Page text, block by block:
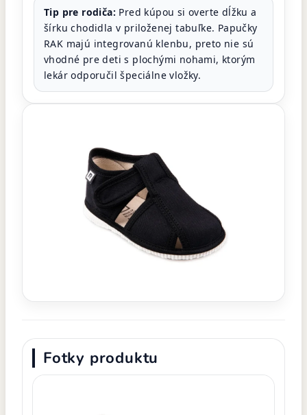
Tip pre rodiča: Pred kúpou si overte dĺžku a
šírku chodidla v priloženej tabuľke. Papučky
RAK majú integrovanú klenbu, preto nie sú
vhodné pre deti s plochými nohami, ktorým
lekár odporučil špeciálne vložky.
Fotky produktu